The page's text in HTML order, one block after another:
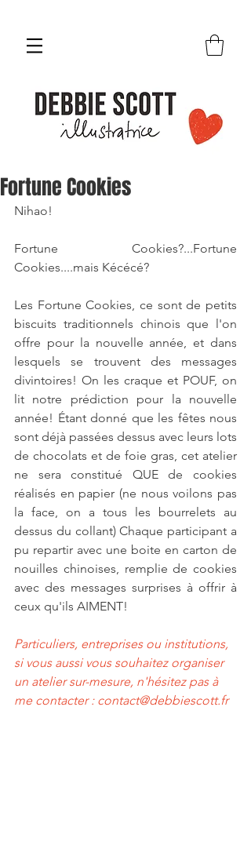
Fortune Cookies
Nihao!
Fortune Cookies?...Fortune
Cookies....mais Kécécé?
Les Fortune Cookies, ce sont de petits
biscuits traditionnels chinois que l'on
offre pour la nouvelle année, et dans
lesquels se trouvent des messages
divintoires! On les craque et POUF, on
lit notre prédiction pour la nouvelle
année! Étant donné que les fêtes nous
sont déjà passées dessus avec leurs lots
de chocolats et de foie gras, cet atelier
ne sera constitué QUE de cookies
réalisés en papier (ne nous voilons pas
la face, on a tous les bourrelets au
dessus du collant) Chaque participant a
pu repartir avec une boite en carton de
nouilles chinoises, remplie de cookies
avec des messages surprises à offrir à
ceux qu'ils AIMENT!
Particuliers, entreprises ou institutions,
si vous aussi vous souhaitez organiser
un atelier sur-mesure, n'hésitez pas à
me contacter : contact@debbiescott.fr